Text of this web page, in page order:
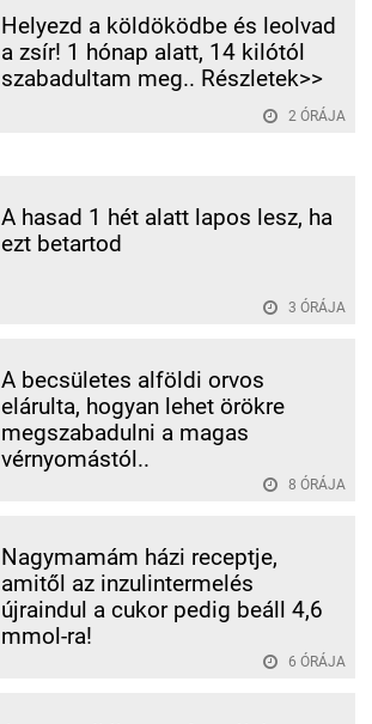
Helyezd a köldöködbe és leolvad
a zsír! 1 hónap alatt, 14 kilótól
szabadultam meg.. Részletek>>
2 ÓRÁJA
A hasad 1 hét alatt lapos lesz, ha
ezt betartod
3 ÓRÁJA
A becsületes alföldi orvos
elárulta, hogyan lehet örökre
megszabadulni a magas
vérnyomástól..
8 ÓRÁJA
Nagymamám házi receptje,
amitől az inzulintermelés
újraindul a cukor pedig beáll 4,6
mmol-ra!
6 ÓRÁJA